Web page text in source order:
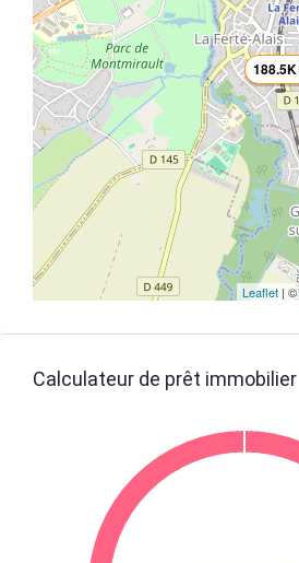
Leaflet | ©
Calculateur de prêt immobilier